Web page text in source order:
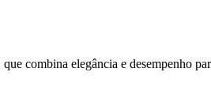
combina elegância e desempenho